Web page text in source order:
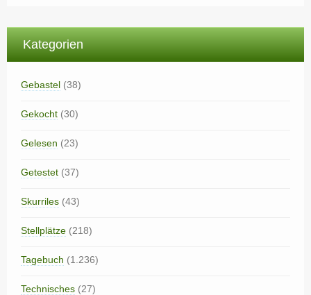
Kategorien
Gebastel (38)
Gekocht (30)
Gelesen (23)
Getestet (37)
Skurriles (43)
Stellplätze (218)
Tagebuch (1.236)
Technisches (27)